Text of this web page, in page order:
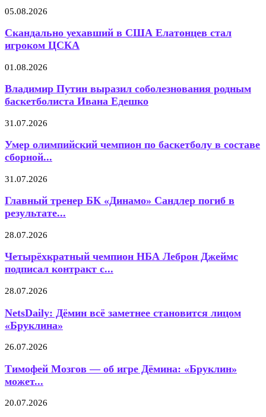
05.08.2026
Скандально уехавший в США Елатонцев стал
игроком ЦСКА
01.08.2026
Владимир Путин выразил соболезнования родным
баскетболиста Ивана Едешко
31.07.2026
Умер олимпийский чемпион по баскетболу в составе
сборной...
31.07.2026
Главный тренер БК «Динамо» Сандлер погиб в
результате...
28.07.2026
Четырёхкратный чемпион НБА Леброн Джеймс
подписал контракт с...
28.07.2026
NetsDaily: Дёмин всё заметнее становится лицом
«Бруклина»
26.07.2026
Тимофей Мозгов — об игре Дёмина: «Бруклин»
может...
20.07.2026